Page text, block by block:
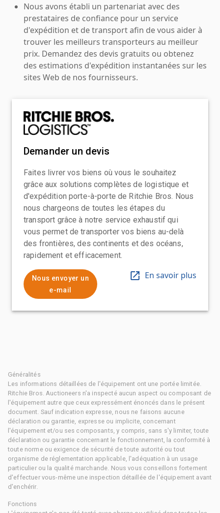
Nous avons établi un partenariat avec des
prestataires de confiance pour un service
d'expédition et de transport afin de vous aider à
trouver les meilleurs transporteurs au meilleur
prix. Demandez des devis gratuits ou obtenez
des estimations d'expédition instantanées sur les
sites Web de nos fournisseurs.
Demander un devis
Faites livrer vos biens où vous le souhaitez
grâce aux solutions complètes de logistique et
d'expédition porte-à-porte de Ritchie Bros. Nous
nous chargeons de toutes les étapes du
transport grâce à notre service exhaustif qui
vous permet de transporter vos biens au-delà
des frontières, des continents et des océans,
rapidement et efficacement.
Nous envoyer un
e-mail
En savoir plus
Généralités
Les informations détaillées de l'équipement ont une portée limitée.
Ritchie Bros. Auctioneers n'a inspecté aucun aspect ou composant de
l'équipement autre que ceux expressément énoncés dans le présent
document. Sauf indication expresse, nous ne faisons aucune
déclaration ou garantie, expresse ou implicite, concernant
l'équipement et/ou ses composants, y compris, sans s'y limiter, toute
déclaration ou garantie concernant le fonctionnement, la conformité à
toute norme ou exigence de sécurité de toute autorité ou tout
organisme de réglementation applicable, l'adéquation à un usage
particulier ou la qualité marchande. Nous vous conseillons fortement
d'effectuer vous-même une inspection détaillée de l'équipement avant
d'enchérir.
Fonctions